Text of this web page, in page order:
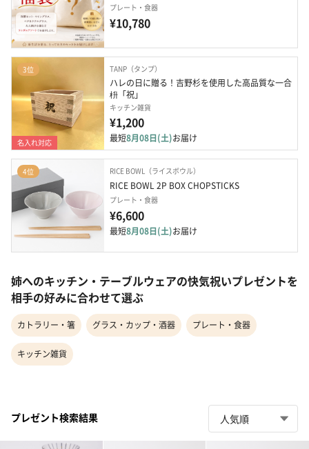
プレート・食器
¥10,780
3位
名入れ対応
TANP（タンプ）
ハレの日に贈る！吉野杉を使用した高品質な一合
枡「祝」
キッチン雑貨
¥1,200
最短8月08日(土)お届け
4位 RICE BOWL（ライスボウル）
RICE BOWL 2P BOX CHOPSTICKS
プレート・食器
¥6,600
最短8月08日(土)お届け
姉へのキッチン・テーブルウェアの快気祝いプレゼントを
相手の好みに合わせて選ぶ
カトラリー・箸 グラス・カップ・酒器 プレート・食器
キッチン雑貨
プレゼント検索結果